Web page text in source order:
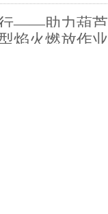
——助力葫
焰火燃放作